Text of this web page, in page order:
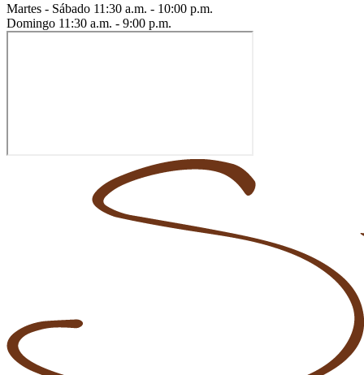
Martes - Sábado 11:30 a.m. - 10:00 p.m.
Domingo 11:30 a.m. - 9:00 p.m.